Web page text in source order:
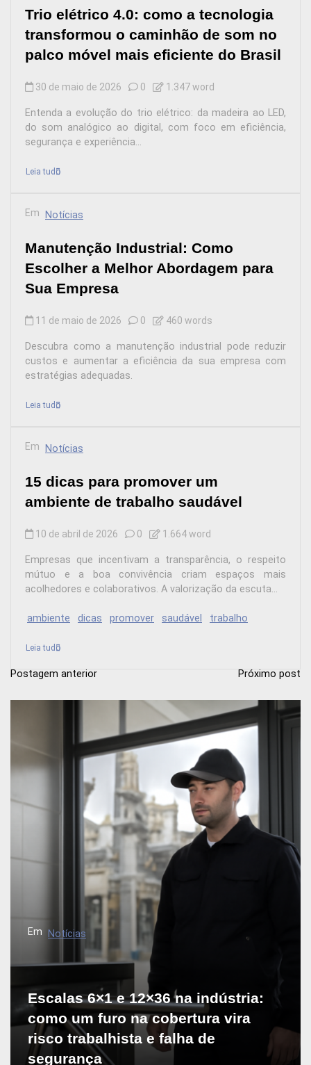
Trio elétrico 4.0: como a tecnologia
transformou o caminhão de som no
palco móvel mais eficiente do Brasil
30 de maio de 2026 0 1.347 word
Entenda a evolução do trio elétrico: da madeira ao LED,
do som analógico ao digital, com foco em eficiência,
segurança e experiência...
Leia tudo
Em Notícias
Manutenção Industrial: Como
Escolher a Melhor Abordagem para
Sua Empresa
11 de maio de 2026 0 460 words
Descubra como a manutenção industrial pode reduzir
custos e aumentar a eficiência da sua empresa com
estratégias adequadas.
Leia tudo
Em Notícias
15 dicas para promover um
ambiente de trabalho saudável
10 de abril de 2026 0 1.664 word
Empresas que incentivam a transparência, o respeito
mútuo e a boa convivência criam espaços mais
acolhedores e colaborativos. A valorização da escuta...
ambiente dicas promover saudável trabalho
Leia tudo
N
a
g
Postagem anterior Próximo post
Em Notícias
Escalas 6×1 e 12×36 na indústria:
como um furo na cobertura vira
risco trabalhista e falha de
segurança